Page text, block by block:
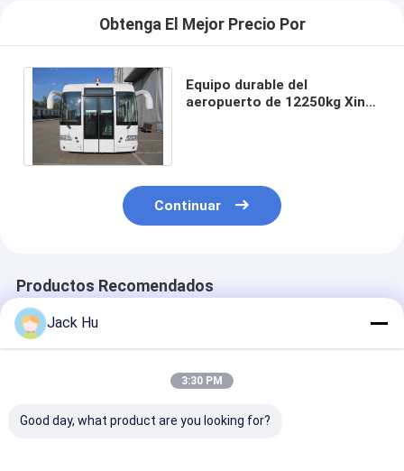
Obtenga El Mejor Precio Por
Equipo durable del
aeropuerto de 12250kg Xinfa
Continuar
Productos Recomendados
Jack Hu
3:30 PM
Good day, what product are you looking for?